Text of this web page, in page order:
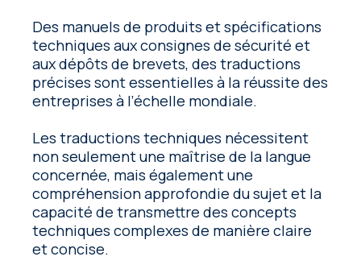
Des manuels de produits et spécifications
techniques aux consignes de sécurité et
aux dépôts de brevets, des traductions
précises sont essentielles à la réussite des
entreprises à l’échelle mondiale.
Les traductions techniques nécessitent
non seulement une maîtrise de la langue
concernée, mais également une
compréhension approfondie du sujet et la
capacité de transmettre des concepts
techniques complexes de manière claire
et concise.